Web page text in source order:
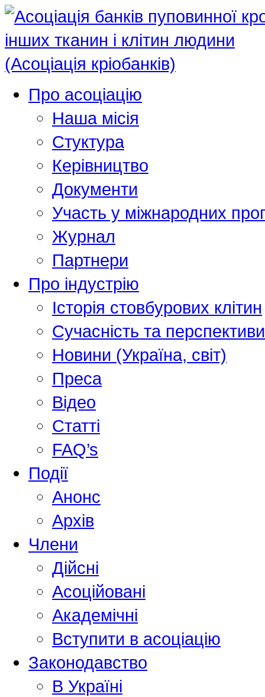
Про асоціацію
Наша місія
Стуктура
Керівництво
Документи
Участь у міжнародних
Журнал
Партнери
Про індустрію
Історія стовбурових клітин
Сучасність та перспективи
Новини (Україна, світ)
Преса
Відео
Статті
FAQ’s
Події
Анонс
Архів
Члени
Дійсні
Асоційовані
Академiчнi
Вступити в асоціацію
Законодавство
В Україні